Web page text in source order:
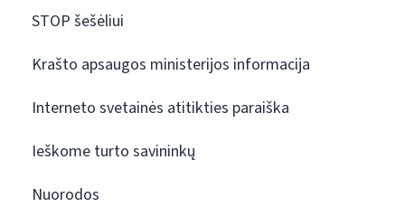
STOP šešėliui
Krašto apsaugos ministerijos informacija
Interneto svetainės atitikties paraiška
Ieškome turto savininkų
Nuorodos